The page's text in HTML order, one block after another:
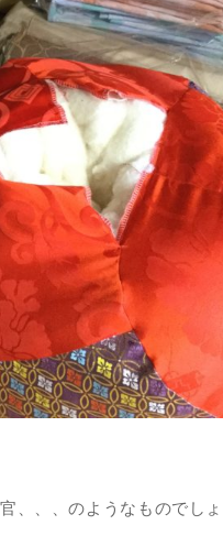
、、、のようなものでしょ